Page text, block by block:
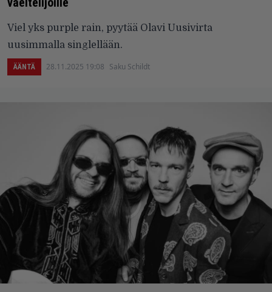
Viel yks purple rain, pyytää Olavi Uusivirta
uusimmalla singlellään.
ÄÄNTÄ 28.11.2025 19:08 Saku Schildt